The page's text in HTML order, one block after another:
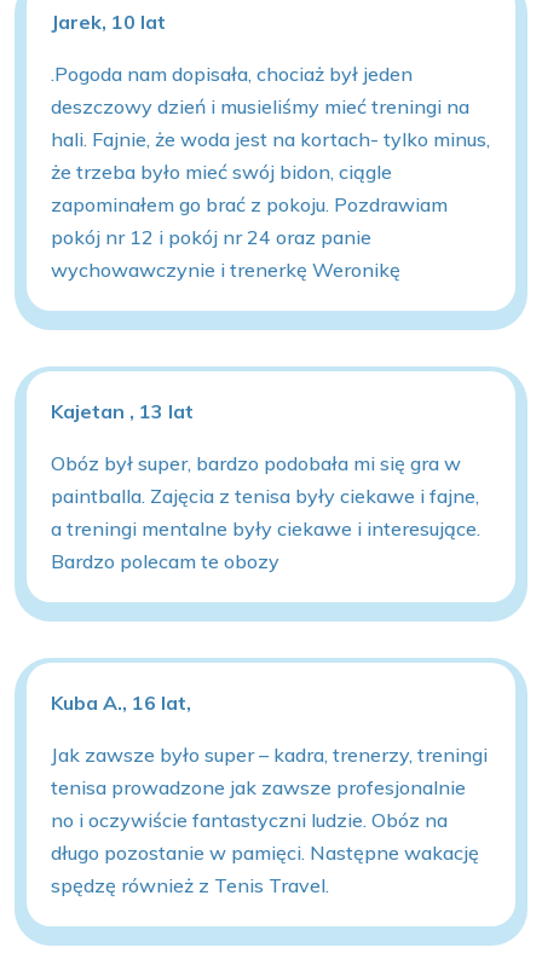
Jarek, 10 lat
.Pogoda nam dopisała, chociaż był jeden
deszczowy dzień i musieliśmy mieć treningi na
hali. Fajnie, że woda jest na kortach- tylko minus,
że trzeba było mieć swój bidon, ciągle
zapominałem go brać z pokoju. Pozdrawiam
pokój nr 12 i pokój nr 24 oraz panie
wychowawczynie i trenerkę Weronikę
Kajetan , 13 lat
Obóz był super, bardzo podobała mi się gra w
paintballa. Zajęcia z tenisa były ciekawe i fajne,
a treningi mentalne były ciekawe i interesujące.
Bardzo polecam te obozy
Kuba A., 16 lat,
Jak zawsze było super – kadra, trenerzy, treningi
tenisa prowadzone jak zawsze profesjonalnie
no i oczywiście fantastyczni ludzie. Obóz na
długo pozostanie w pamięci. Następne wakację
spędzę również z Tenis Travel.